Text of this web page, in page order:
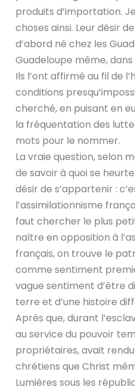
produits d’importation.
choses ainsi. Leur désir
d’abord né chez les
Guadeloupe même,
Ils l’ont affirmé au fil de
conditions
cherché, en puisant en
la fréquentation des
mots pour le nommer.
La vraie question, selon
de savoir à quoi se
désir de s’appartenir :
l’assimilationnisme
faut chercher le plus
naître en opposition à
français, on trouve le
comme sentiment
vague sentiment d’être
terre et d’une histoire
Après que, durant
au service du pouvoir
propriétaires, avait
chrétiens que Christ
Lumières sous les